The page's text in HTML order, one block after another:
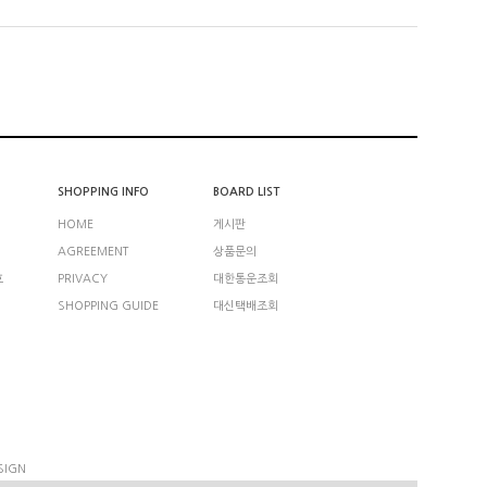
SHOPPING INFO
HOME
AGREEMENT
PRIVACY
SHOPPING GUIDE
BOARD LIST
게시판
상품문의
대한통운조회
대신택배조회